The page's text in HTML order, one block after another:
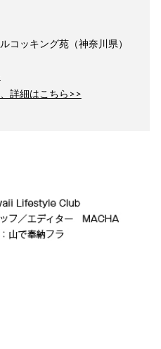
コッキング苑（神奈川県）
詳細はこちら>>